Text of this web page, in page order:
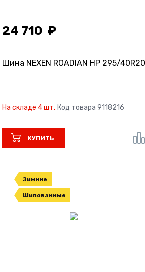
24 710
Шина NEXEN ROADIAN HP 295/40R20
На складе 4 шт. Код товара 9118216
КУПИТЬ
Зимние
Шипованные